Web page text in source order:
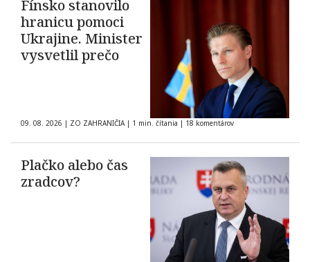
Fínsko stanovilo
hranicu pomoci
Ukrajine. Minister
vysvetlil prečo
09. 08. 2026 | ZO ZAHRANIČIA | 1 min. čítania | 18 komentárov
Plačko alebo čas
zradcov?